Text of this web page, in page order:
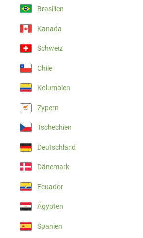
Brasilien
Kanada
Schweiz
Chile
Kolumbien
Zypern
Tschechien
Deutschland
Dänemark
Ecuador
Ägypten
Spanien